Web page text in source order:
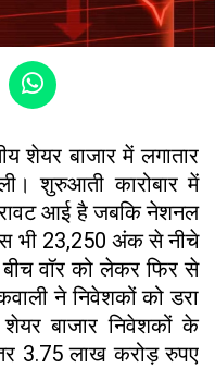
शेयर बाजार में लगातार
शुरुआती कारोबार में
आई है जबकि नेशनल
भी 23,250 अंक से नीचे
वॉर को लेकर फिर से
ने निवेशकों को डरा
बाजार निवेशकों के
3.75 लाख करोड़ रुपए